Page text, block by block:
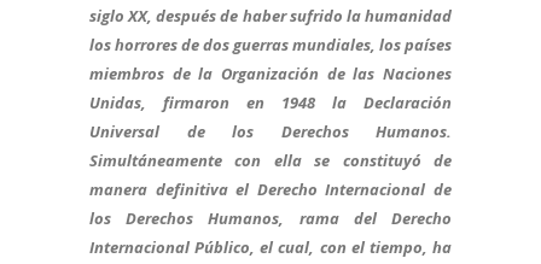
siglo XX, después de haber sufrido la humanidad
los horrores de dos guerras mundiales, los países
miembros de la Organización de las Naciones
Unidas, firmaron en 1948 la Declaración
Universal de los Derechos Humanos.
Simultáneamente con ella se constituyó de
manera definitiva el Derecho Internacional de
los Derechos Humanos, rama del Derecho
Internacional Público, el cual, con el tiempo, ha